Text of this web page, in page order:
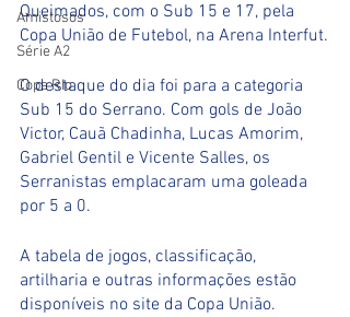
Amistosos
Série A2
Copa RIo
Queimados, com o Sub 15 e 17, pela
Copa União de Futebol, na Arena Interfut.
O destaque do dia foi para a categoria
Sub 15 do Serrano. Com gols de João
Victor, Cauã Chadinha, Lucas Amorim,
Gabriel Gentil e Vicente Salles, os
Serranistas emplacaram uma goleada
por 5 a 0.
A tabela de jogos, classificação,
artilharia e outras informações estão
disponíveis no site da Copa União.